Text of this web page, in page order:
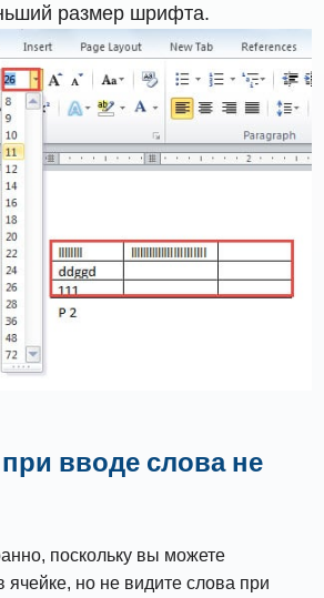
размер шрифта.
вводе слова не
поскольку вы можете
ячейке, но не видите слова при